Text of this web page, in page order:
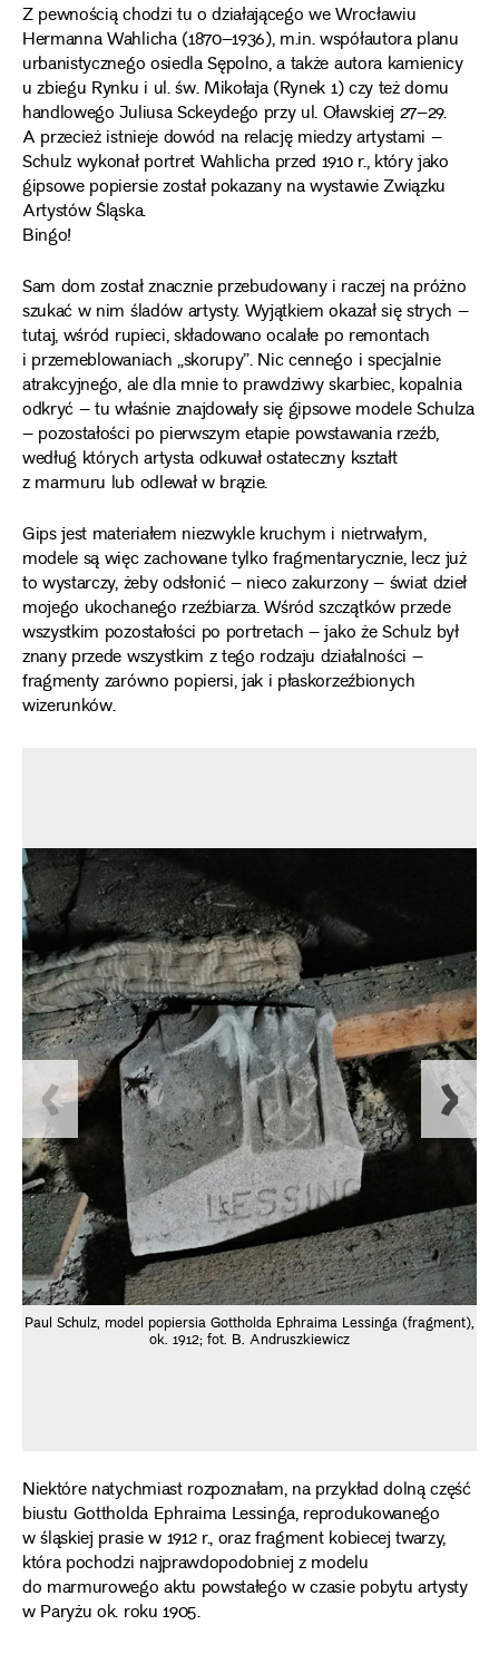
Z pewnością chodzi tu o działającego we Wrocławiu
Hermanna Wahlicha (1870–1936), m.in. współautora planu
urbanistycznego osiedla Sępolno, a także autora kamienicy
u zbiegu Rynku i ul. św. Mikołaja (Rynek 1) czy też domu
handlowego Juliusa Sckeydego przy ul. Oławskiej 27–29.
A przecież istnieje dowód na relację miedzy artystami –
Schulz wykonał portret Wahlicha przed 1910 r., który jako
gipsowe popiersie został pokazany na wystawie Związku
Artystów Śląska.
Bingo!
Sam dom został znacznie przebudowany i raczej na próżno
szukać w nim śladów artysty. Wyjątkiem okazał się strych –
tutaj, wśród rupieci, składowano ocalałe po remontach
i przemeblowaniach „skorupy”. Nic cennego i specjalnie
atrakcyjnego, ale dla mnie to prawdziwy skarbiec, kopalnia
odkryć – tu właśnie znajdowały się gipsowe modele Schulza
– pozostałości po pierwszym etapie powstawania rzeźb,
według których artysta odkuwał ostateczny kształt
z marmuru lub odlewał w brązie.
Gips jest materiałem niezwykle kruchym i nietrwałym,
modele są więc zachowane tylko fragmentarycznie, lecz już
to wystarczy, żeby odsłonić – nieco zakurzony – świat dzieł
mojego ukochanego rzeźbiarza. Wśród szczątków przede
wszystkim pozostałości po portretach – jako że Schulz był
znany przede wszystkim z tego rodzaju działalności –
fragmenty zarówno popiersi, jak i płaskorzeźbionych
wizerunków.
Paul Schulz, model popiersia Gottholda Ephraima Lessinga (fragment),
ok. 1912; fot. B. Andruszkiewicz
Niektóre natychmiast rozpoznałam, na przykład dolną część
biustu Gottholda Ephraima Lessinga, reprodukowanego
w śląskiej prasie w 1912 r., oraz fragment kobiecej twarzy,
która pochodzi najprawdopodobniej z modelu
do marmurowego aktu powstałego w czasie pobytu artysty
w Paryżu ok. roku 1905.